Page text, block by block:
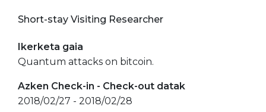
Short-stay Visiting Researcher
Ikerketa gaia
Quantum attacks on bitcoin.
Azken Check-in - Check-out datak
2018/02/27 - 2018/02/28